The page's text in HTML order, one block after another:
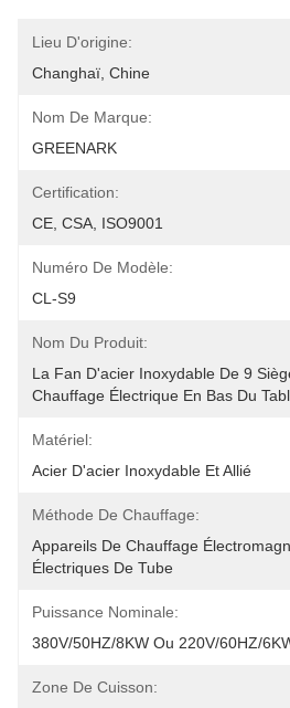
Lieu D'origine:
Changhaï, Chine
Nom De Marque:
GREENARK
Certification:
CE, CSA, ISO9001
Numéro De Modèle:
CL-S9
Nom Du Produit:
La Fan D'acier Inoxydable De 9
Chauffage Électrique En Bas Du
Matériel:
Acier D'acier Inoxydable Et Allié
Méthode De Chauffage:
Appareils De Chauffage
Électriques De Tube
Puissance Nominale:
380V/50HZ/8KW Ou 220V/60HZ/
Zone De Cuisson: